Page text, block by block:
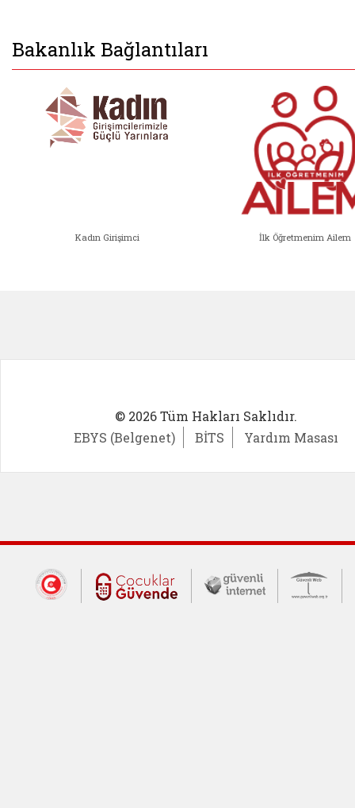
Bakanlık Bağlantıları
Kadın Girişimci İlk Öğretmenim Ailem
© 2026 Tüm Hakları Saklıdır.
EBYS (Belgenet)
BİTS Yardım Masası
Dış Bağlantılar
Cumhurbaşkanlığı İletişim Merkezi
Çocuklar Güvende (yeni
Güvenli